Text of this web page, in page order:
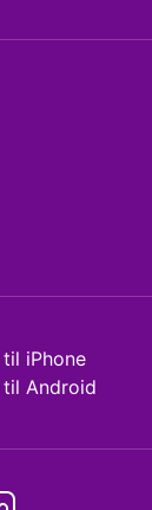
iPhone
Android